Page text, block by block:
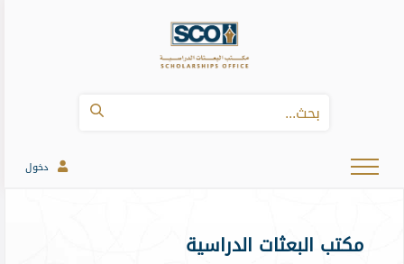
دخول
مكتب البعثات الدراسية